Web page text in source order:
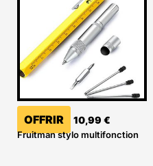
OFFRIR 10,99 €
Fruitman stylo multifonction